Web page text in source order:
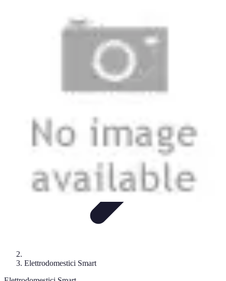
Smartphone e Accessori
Elettrodomestici
ElettrodomesticiAspirapolvereTendenze
Elettrodomestici Smart